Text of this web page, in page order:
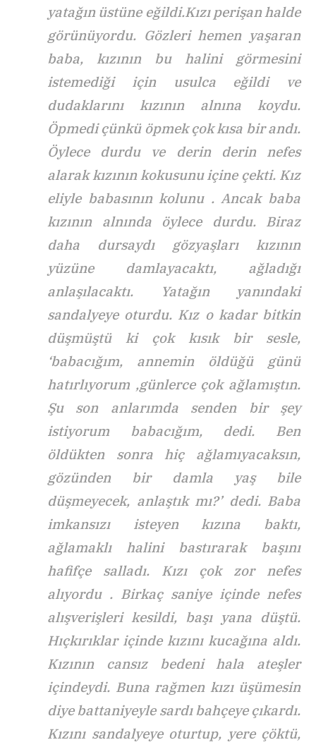
yatağın üstüne eğildi.Kızı perişan halde
görünüyordu. Gözleri hemen yaşaran
baba, kızının bu halini görmesini
istemediği için usulca eğildi ve
dudaklarını kızının alnına koydu.
Öpmedi çünkü öpmek çok kısa bir andı.
Öylece durdu ve derin derin nefes
alarak kızının kokusunu içine çekti. Kız
eliyle babasının kolunu . Ancak baba
kızının alnında öylece durdu. Biraz
daha dursaydı gözyaşları kızının
yüzüne damlayacaktı, ağladığı
anlaşılacaktı. Yatağın yanındaki
sandalyeye oturdu. Kız o kadar bitkin
düşmüştü ki çok kısık bir sesle,
‘babacığım, annemin öldüğü günü
hatırlıyorum ,günlerce çok ağlamıştın.
Şu son anlarımda senden bir şey
istiyorum babacığım, dedi. Ben
öldükten sonra hiç ağlamıyacaksın,
gözünden bir damla yaş bile
düşmeyecek, anlaştık mı?’ dedi. Baba
imkansızı isteyen kızına baktı,
ağlamaklı halini bastırarak başını
hafifçe salladı. Kızı çok zor nefes
alıyordu . Birkaç saniye içinde nefes
alışverişleri kesildi, başı yana düştü.
Hıçkırıklar içinde kızını kucağına aldı.
Kızının cansız bedeni hala ateşler
içindeydi. Buna rağmen kızı üşümesin
diye battaniyeyle sardı bahçeye çıkardı.
Kızını sandalyeye oturtup, yere çöktü,